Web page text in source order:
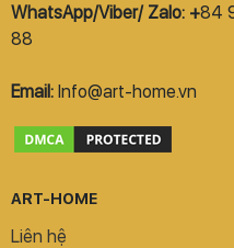
WhatsApp/Viber/ Zalo: +84
88
Email: Info@art-home.vn
ART-HOME
Liên hệ